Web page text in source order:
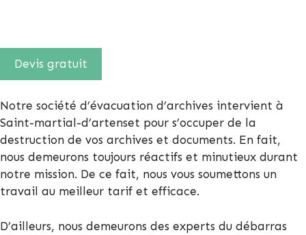
Devis gratuit
Notre société d’évacuation d’archives intervient à
Saint-martial-d’artenset pour s’occuper de la
destruction de vos archives et documents. En fait,
nous demeurons toujours réactifs et minutieux durant
notre mission. De ce fait, nous vous soumettons un
travail au meilleur tarif et efficace.
D’ailleurs, nous demeurons des experts du débarras